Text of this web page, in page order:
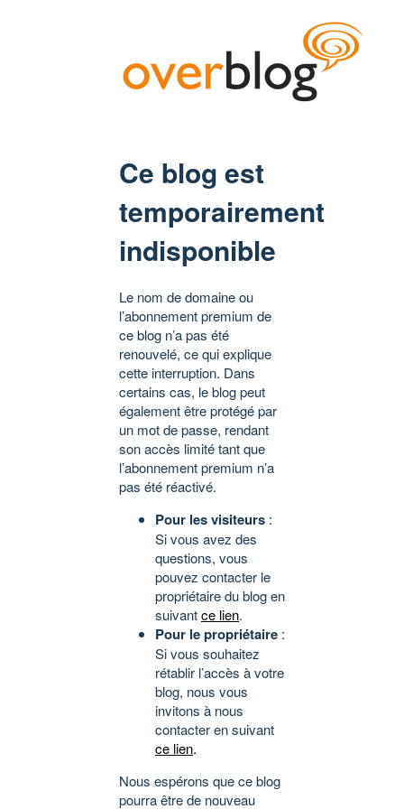
Ce blog est
temporairement
indisponible
Le nom de domaine ou
l’abonnement premium de
ce blog n’a pas été
renouvelé, ce qui explique
cette interruption. Dans
certains cas, le blog peut
également être protégé par
un mot de passe, rendant
son accès limité tant que
l’abonnement premium n’a
pas été réactivé.
Pour les visiteurs :
Si vous avez des
questions, vous
pouvez contacter le
propriétaire du blog en
suivantce lien.
Pour le propriétaire :
Si vous souhaitez
rétablir l’accès à votre
blog, nous vous
invitons à nous
contacter en suivant
ce lien.
Nous espérons que ce blog
pourra être de nouveau